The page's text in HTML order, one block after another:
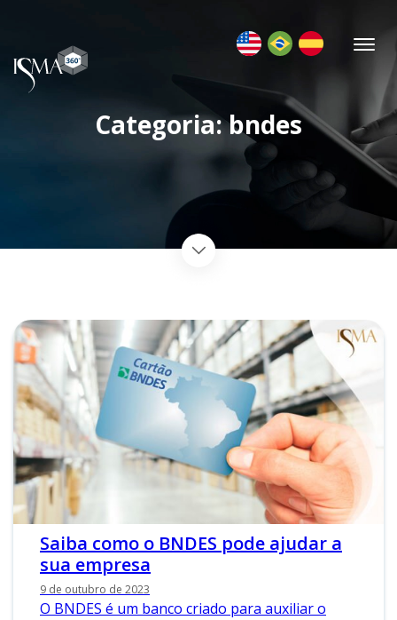
Categoria: bndes
Saiba como o BNDES pode ajudar a
sua empresa
9 de outubro de 2023
O BNDES é um banco criado para auxiliar o